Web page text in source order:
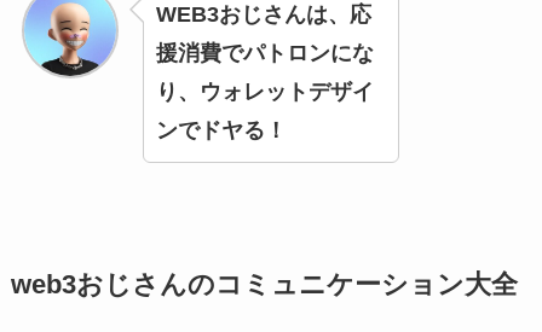
WEB3おじさんは、応
援消費でパトロンにな
り、ウォレットデザイ
ンでドヤる！
web3おじさんのコミュニケーション大全